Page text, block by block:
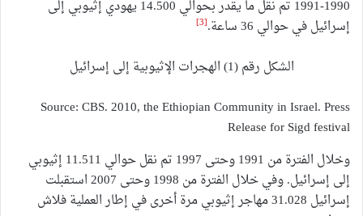
1990-1991 تم نقل ما يقدر بحوالي 14.500 يهودي إثيوبي إلى
إسرائيل في حوالي 36 ساعة.
[3]
الشكل رقم (1) الهجرات الإثيوبية إلى إسرائيل
Source: CBS. 2010, the Ethiopian Community in Israel. Press
Release for Sigd festival
وخلال الفترة من 1991 وحتى 1997 تم نقل حوالي 11.511 إثيوبي
إلى إسرائيل. وفي خلال الفترة من 1998 وحتى 2007 استقبلت
إسرائيل 31.028 مهاجر إثيوبي مرة أخرى في إطار العملية فلاش